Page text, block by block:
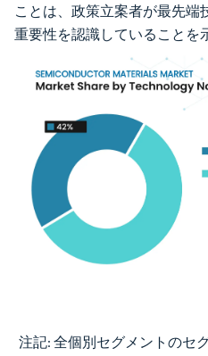
ことは、政策立案者が最先端
重要性を認識していることを
画像 © Mordor Intelligence。再利用に
注記: 全個別セグメントのセ